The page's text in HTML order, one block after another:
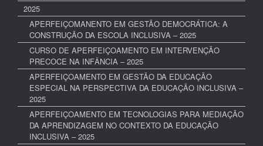
2025
APERFEIÇOMANENTO EM GESTÃO DEMOCRÁTICA: A
CONSTRUÇÃO DA ESCOLA INCLUSIVA – 2025
CURSO DE APERFEIÇOAMENTO EM INTERVENÇÃO
PRECOCE NA INFÂNCIA – 2025
APERFEIÇOAMENTO EM GESTÃO DA EDUCAÇÃO
ESPECIAL NA PERSPECTIVA DA EDUCAÇÃO INCLUSIVA –
2025
APERFEIÇOAMENTO EM TECNOLOGIAS PARA MEDIAÇÃO
DA APRENDIZAGEM NO CONTEXTO DA EDUCAÇÃO
INCLUSIVA – 2025